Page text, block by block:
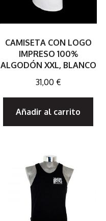
CAMISETA CON LOGO
IMPRESO 100%
ALGODÓN XXL, BLANCO
31,00 €
Añadir al carrito